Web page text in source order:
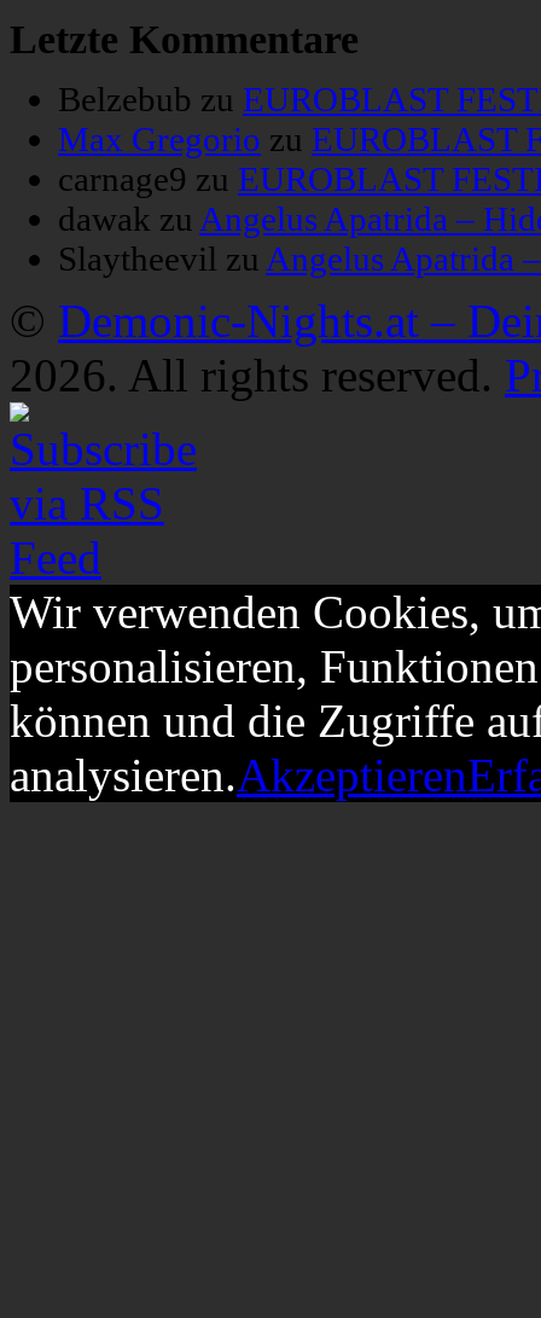
Letzte Kommentare
Belzebub zu EUROBLAST
Max Gregorio zu EUROBLAST
carnage9 zu EUROBLAST
dawak zu Angelus Apatrida –
Slaytheevil zu Angelus Apatrida
© Demonic-Nights.at –
2026. All rights reserved.
Wir verwenden Cookies,
personalisieren,
können und die Zugriffe
analysieren.Akzeptieren